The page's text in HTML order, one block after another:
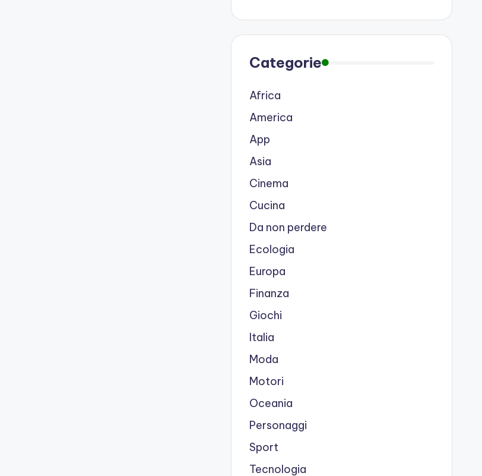
Categorie
Africa
America
App
Asia
Cinema
Cucina
Da non perdere
Ecologia
Europa
Finanza
Giochi
Italia
Moda
Motori
Oceania
Personaggi
Sport
Tecnologia